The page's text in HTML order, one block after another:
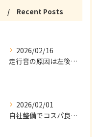
Recent Posts
2026/02/16
走行音の原因は左後ベアリング修理
2026/02/01
自社整備でコスパ良好な中古車車検